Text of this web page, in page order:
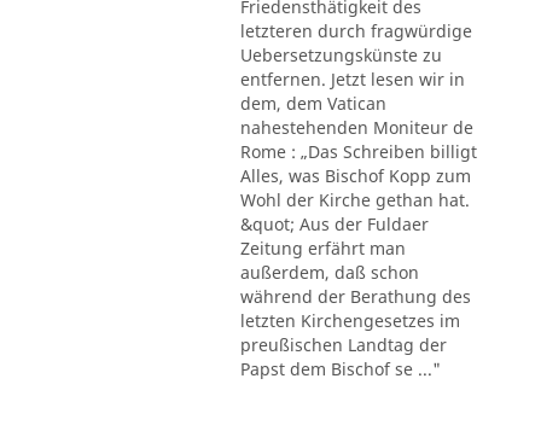
Friedensthätigkeit des
letzteren durch fragwürdige
Uebersetzungskünste zu
entfernen. Jetzt lesen wir in
dem, dem Vatican
nahestehenden Moniteur de
Rome : „Das Schreiben billigt
Alles, was Bischof Kopp zum
Wohl der Kirche gethan hat.
&quot; Aus der Fuldaer
Zeitung erfährt man
außerdem, daß schon
während der Berathung des
letzten Kirchengesetzes im
preußischen Landtag der
Papst dem Bischof se ..."